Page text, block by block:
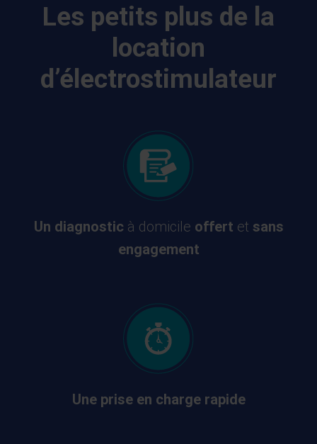
Les petits plus de la
location
d’électrostimulateur
Un diagnostic à domicile offert et sans
engagement
Une prise en charge rapide